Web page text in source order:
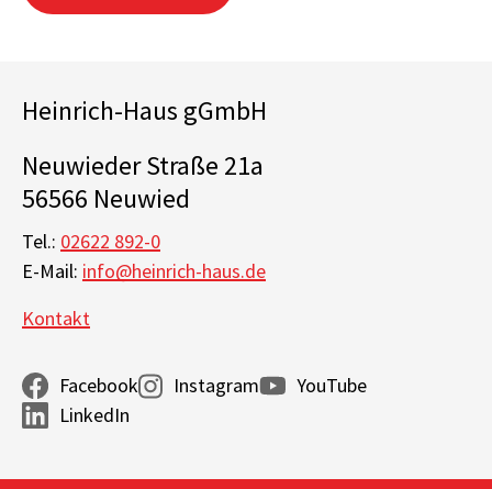
Heinrich-Haus gGmbH
Neuwieder Straße 21a
56566 Neuwied
Tel.: 02622 892-0
E-Mail: info@heinrich-haus.de
Kontakt
Facebook Instagram
YouTube
LinkedIn